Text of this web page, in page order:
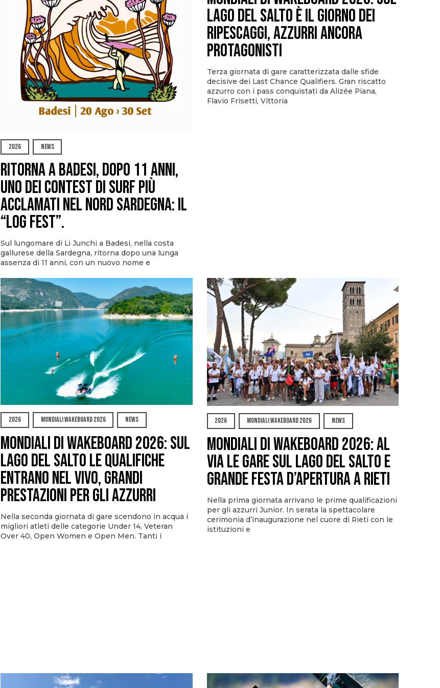
2026 NEWS
Ritorna a Badesi, dopo 11 anni,
uno dei contest di surf più
acclamati nel nord Sardegna: il
“Log Fest”.
Sul lungomare di Li Junchi a Badesi, nella costa
gallurese della Sardegna, ritorna dopo una lunga
assenza di 11 anni, con un nuovo nome e
Lago del Salto è il giorno dei
ripescaggi, azzurri ancora
protagonisti
Terza giornata di gare caratterizzata dalle sfide
decisive dei Last Chance Qualifiers. Gran riscatto
azzurro con i pass conquistati da Alizée Piana,
Flavio Frisetti, Vittoria
2026 MONDIALI WAKEBOARD 2026 NEWS
Mondiali di Wakeboard 2026: sul
Lago del Salto le qualifiche
entrano nel vivo, grandi
prestazioni per gli azzurri
Nella seconda giornata di gare scendono in acqua i
migliori atleti delle categorie Under 14, Veteran
Over 40, Open Women e Open Men. Tanti i
2026 MONDIALI WAKEBOARD 2026 NEWS
Mondiali di Wakeboard 2026: al
via le gare sul Lago del Salto e
grande festa d’apertura a Rieti
Nella prima giornata arrivano le prime qualificazioni
per gli azzurri Junior. In serata la spettacolare
cerimonia d’inaugurazione nel cuore di Rieti con le
istituzioni e